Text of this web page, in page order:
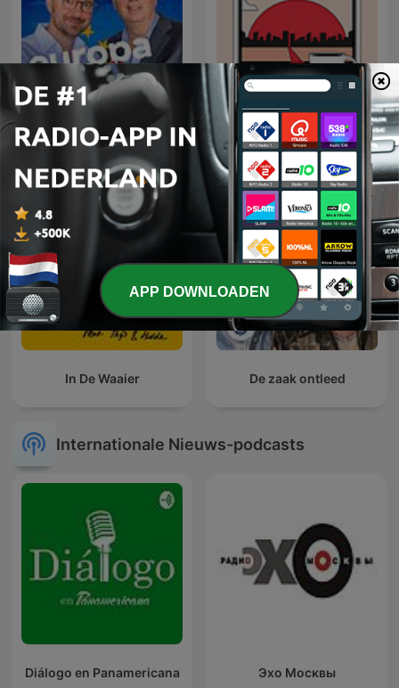
Europa Draait Door NRC Vandaag
In De Waaier De zaak ontleed
Internationale Nieuws-podcasts
Diálogo en Panamericana Эхо Москвы
APP DOWNLOADEN